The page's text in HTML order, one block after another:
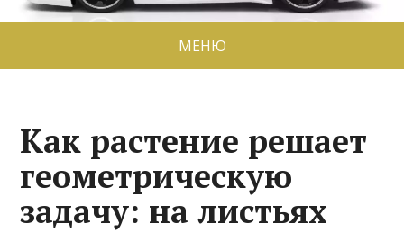
МЕНЮ
Как растение решает
геометрическую
задачу: на листьях